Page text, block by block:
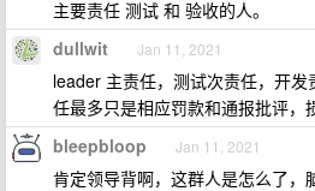
主要责任 测试 和 验收的人。
dullwit Jan 11, 2021
leader 主责任，测试次责任，开
任最多只是相应罚款和通报批评，
bleepbloop Jan 11, 2021
肯定领导背啊，这群人是怎么了